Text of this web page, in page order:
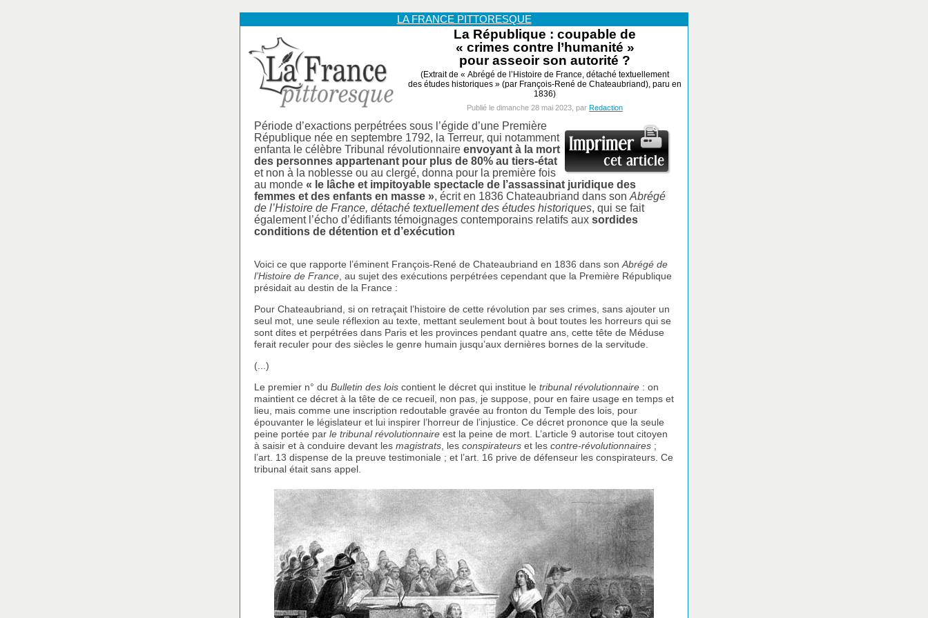
LA FRANCE PITTORESQUE
La République : coupable de
« crimes contre l’humanité »
pour asseoir son autorité ?
(Extrait de « Abrégé de l’Histoire de France, détaché textuellement
des études historiques » (par François-René de Chateaubriand), paru en
1836)
Publié le dimanche 28 mai 2023, par Redaction
Période d’exactions perpétrées sous l’égide d’une Première
République née en septembre 1792, la Terreur, qui notamment
enfanta le célèbre Tribunal révolutionnaire envoyant à la mort
des personnes appartenant pour plus de 80% au tiers-état
et non à la noblesse ou au clergé, donna pour la première fois
au monde « le lâche et impitoyable spectacle de l’assassinat juridique des
femmes et des enfants en masse », écrit en 1836 Chateaubriand dans son Abrégé
de l’Histoire de France, détaché textuellement des études historiques, qui se fait
également l’écho d’édifiants témoignages contemporains relatifs aux sordides
conditions de détention et d’exécution
Voici ce que rapporte l’éminent François-René de Chateaubriand en 1836 dans son Abrégé de
l’Histoire de France , au sujet des exécutions perpétrées cependant que la Première République
présidait au destin de la France :
Pour Chateaubriand, si on retraçait l’histoire de cette révolution par ses crimes, sans ajouter un
seul mot, une seule réflexion au texte, mettant seulement bout à bout toutes les horreurs qui se
sont dites et perpétrées dans Paris et les provinces pendant quatre ans, cette tête de Méduse
ferait reculer pour des siècles le genre humain jusqu’aux dernières bornes de la servitude.
(...)
Le premier n° du Bulletin des lois contient le décret qui institue le tribunal révolutionnaire : on
maintient ce décret à la tête de ce recueil, non pas, je suppose, pour en faire usage en temps et
lieu, mais comme une inscription redoutable gravée au fronton du Temple des lois, pour
épouvanter le législateur et lui inspirer l’horreur de l’injustice. Ce décret prononce que la seule
peine portée par le tribunal révolutionnaire est la peine de mort. L’article 9 autorise tout citoyen
à saisir et à conduire devant les magistrats , les conspirateurs et les contre-révolutionnaires ;
l’art. 13 dispense de la preuve testimoniale ; et l’art. 16 prive de défenseur les conspirateurs. Ce
tribunal était sans appel.